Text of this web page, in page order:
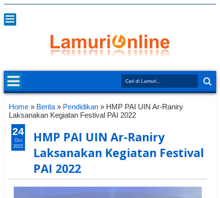
Home » Berita » Pendidikan » HMP PAI UIN Ar-Raniry
Laksanakan Kegiatan Festival PAI 2022
HMP PAI UIN Ar-Raniry
Laksanakan Kegiatan Festival
PAI 2022
24
Oct
2022